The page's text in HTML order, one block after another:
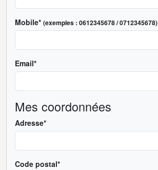
Mobile* (exemples : 0612345678 / 0712345678)
Email*
Mes coordonnées
Adresse*
Code postal*